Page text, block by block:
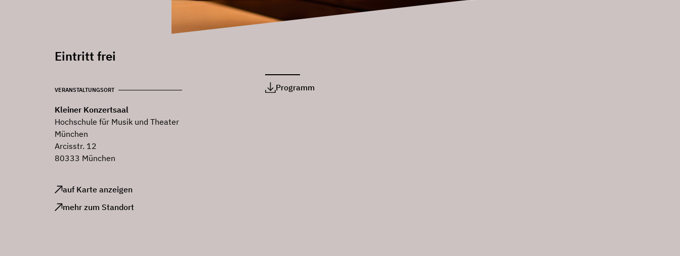
Eintritt frei
VERANSTALTUNGSORT
Kleiner Konzertsaal
Hochschule für Musik und Theater
München
Arcisstr. 12
80333 München
auf Karte anzeigen
mehr zum Standort
Programm